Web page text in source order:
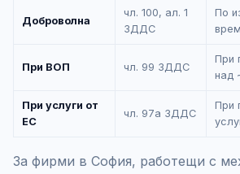
Доброволна
чл. 100, ал. 1
ЗДДС
По
При ВОП чл. 99 ЗДДС
При
над
При услуги от
ЕС
чл. 97а ЗДДС
При
За фирми в София, работещи с